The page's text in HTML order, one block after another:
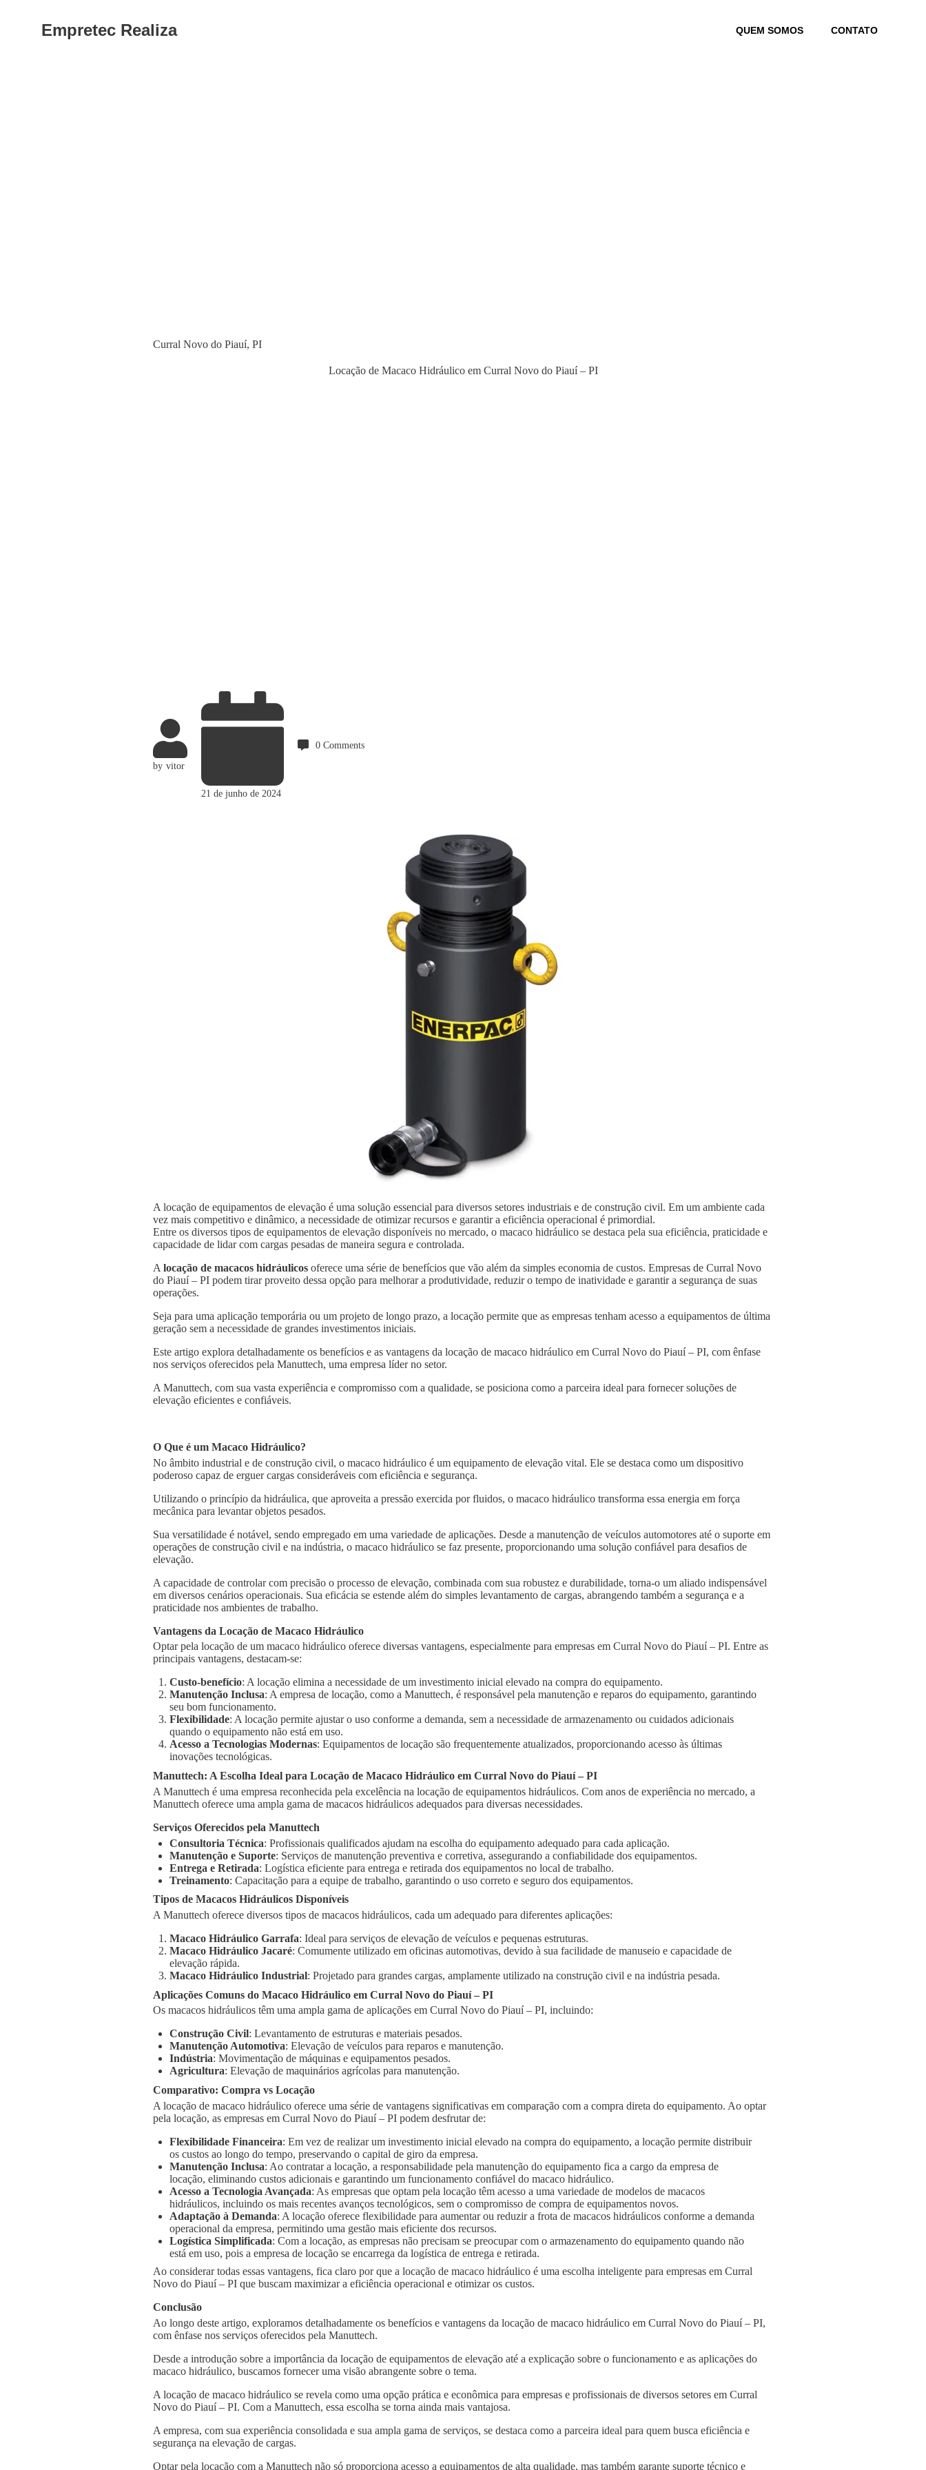
Empretec Realiza QUEM SOMOS CONTATO
Locação de Macaco Hidráulico em Curral Novo do Piauí – PI
Category
Curral Novo do Piauí, PI
by vitor
21 de junho de 2024
0 Comments
A locação de equipamentos de elevação é uma solução essencial para diversos setores industriais e de construção civil. Em um ambiente cada
vez mais competitivo e dinâmico, a necessidade de otimizar recursos e garantir a eficiência operacional é primordial.
Entre os diversos tipos de equipamentos de elevação disponíveis no mercado, o macaco hidráulico se destaca pela sua eficiência, praticidade e
capacidade de lidar com cargas pesadas de maneira segura e controlada.
A locação de macacos hidráulicos oferece uma série de benefícios que vão além da simples economia de custos. Empresas de Curral Novo
do Piauí – PI podem tirar proveito dessa opção para melhorar a produtividade, reduzir o tempo de inatividade e garantir a segurança de suas
operações.
Seja para uma aplicação temporária ou um projeto de longo prazo, a locação permite que as empresas tenham acesso a equipamentos de última
geração sem a necessidade de grandes investimentos iniciais.
Este artigo explora detalhadamente os benefícios e as vantagens da locação de macaco hidráulico em Curral Novo do Piauí – PI, com ênfase
nos serviços oferecidos pela Manuttech, uma empresa líder no setor.
A Manuttech, com sua vasta experiência e compromisso com a qualidade, se posiciona como a parceira ideal para fornecer soluções de
elevação eficientes e confiáveis.
O Que é um Macaco Hidráulico?
No âmbito industrial e de construção civil, o macaco hidráulico é um equipamento de elevação vital. Ele se destaca como um dispositivo
poderoso capaz de erguer cargas consideráveis com eficiência e segurança.
Utilizando o princípio da hidráulica, que aproveita a pressão exercida por fluidos, o macaco hidráulico transforma essa energia em força
mecânica para levantar objetos pesados.
Sua versatilidade é notável, sendo empregado em uma variedade de aplicações. Desde a manutenção de veículos automotores até o suporte em
operações de construção civil e na indústria, o macaco hidráulico se faz presente, proporcionando uma solução confiável para desafios de
elevação.
A capacidade de controlar com precisão o processo de elevação, combinada com sua robustez e durabilidade, torna-o um aliado indispensável
em diversos cenários operacionais. Sua eficácia se estende além do simples levantamento de cargas, abrangendo também a segurança e a
praticidade nos ambientes de trabalho.
Vantagens da Locação de Macaco Hidráulico
Optar pela locação de um macaco hidráulico oferece diversas vantagens, especialmente para empresas em Curral Novo do Piauí – PI. Entre as
principais vantagens, destacam-se:
Custo-benefício: A locação elimina a necessidade de um investimento inicial elevado na compra do equipamento.
Manutenção Inclusa: A empresa de locação, como a Manuttech, é responsável pela manutenção e reparos do equipamento, garantindo
seu bom funcionamento.
Flexibilidade: A locação permite ajustar o uso conforme a demanda, sem a necessidade de armazenamento ou cuidados adicionais
quando o equipamento não está em uso.
Acesso a Tecnologias Modernas: Equipamentos de locação são frequentemente atualizados, proporcionando acesso às últimas
inovações tecnológicas.
Manuttech: A Escolha Ideal para Locação de Macaco Hidráulico em Curral Novo do Piauí – PI
A Manuttech é uma empresa reconhecida pela excelência na locação de equipamentos hidráulicos. Com anos de experiência no mercado, a
Manuttech oferece uma ampla gama de macacos hidráulicos adequados para diversas necessidades.
Serviços Oferecidos pela Manuttech
Consultoria Técnica: Profissionais qualificados ajudam na escolha do equipamento adequado para cada aplicação.
Manutenção e Suporte: Serviços de manutenção preventiva e corretiva, assegurando a confiabilidade dos equipamentos.
Entrega e Retirada: Logística eficiente para entrega e retirada dos equipamentos no local de trabalho.
Treinamento: Capacitação para a equipe de trabalho, garantindo o uso correto e seguro dos equipamentos.
Tipos de Macacos Hidráulicos Disponíveis
A Manuttech oferece diversos tipos de macacos hidráulicos, cada um adequado para diferentes aplicações:
Macaco Hidráulico Garrafa: Ideal para serviços de elevação de veículos e pequenas estruturas.
Macaco Hidráulico Jacaré: Comumente utilizado em oficinas automotivas, devido à sua facilidade de manuseio e capacidade de
elevação rápida.
Macaco Hidráulico Industrial: Projetado para grandes cargas, amplamente utilizado na construção civil e na indústria pesada.
Aplicações Comuns do Macaco Hidráulico em Curral Novo do Piauí – PI
Os macacos hidráulicos têm uma ampla gama de aplicações em Curral Novo do Piauí – PI, incluindo:
Construção Civil: Levantamento de estruturas e materiais pesados.
Manutenção Automotiva: Elevação de veículos para reparos e manutenção.
Indústria: Movimentação de máquinas e equipamentos pesados.
Agricultura: Elevação de maquinários agrícolas para manutenção.
Comparativo: Compra vs Locação
A locação de macaco hidráulico oferece uma série de vantagens significativas em comparação com a compra direta do equipamento. Ao optar
pela locação, as empresas em Curral Novo do Piauí – PI podem desfrutar de:
Flexibilidade Financeira: Em vez de realizar um investimento inicial elevado na compra do equipamento, a locação permite distribuir
os custos ao longo do tempo, preservando o capital de giro da empresa.
Manutenção Inclusa: Ao contratar a locação, a responsabilidade pela manutenção do equipamento fica a cargo da empresa de
locação, eliminando custos adicionais e garantindo um funcionamento confiável do macaco hidráulico.
Acesso a Tecnologia Avançada: As empresas que optam pela locação têm acesso a uma variedade de modelos de macacos
hidráulicos, incluindo os mais recentes avanços tecnológicos, sem o compromisso de compra de equipamentos novos.
Adaptação à Demanda: A locação oferece flexibilidade para aumentar ou reduzir a frota de macacos hidráulicos conforme a demanda
operacional da empresa, permitindo uma gestão mais eficiente dos recursos.
Logística Simplificada: Com a locação, as empresas não precisam se preocupar com o armazenamento do equipamento quando não
está em uso, pois a empresa de locação se encarrega da logística de entrega e retirada.
Ao considerar todas essas vantagens, fica claro por que a locação de macaco hidráulico é uma escolha inteligente para empresas em Curral
Novo do Piauí – PI que buscam maximizar a eficiência operacional e otimizar os custos.
Conclusão
Ao longo deste artigo, exploramos detalhadamente os benefícios e vantagens da locação de macaco hidráulico em Curral Novo do Piauí – PI,
com ênfase nos serviços oferecidos pela Manuttech.
Desde a introdução sobre a importância da locação de equipamentos de elevação até a explicação sobre o funcionamento e as aplicações do
macaco hidráulico, buscamos fornecer uma visão abrangente sobre o tema.
A locação de macaco hidráulico se revela como uma opção prática e econômica para empresas e profissionais de diversos setores em Curral
Novo do Piauí – PI. Com a Manuttech, essa escolha se torna ainda mais vantajosa.
A empresa, com sua experiência consolidada e sua ampla gama de serviços, se destaca como a parceira ideal para quem busca eficiência e
segurança na elevação de cargas.
Optar pela locação com a Manuttech não só proporciona acesso a equipamentos de alta qualidade, mas também garante suporte técnico e